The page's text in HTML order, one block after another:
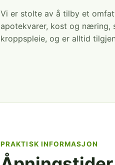
Vi er stolte av å tilby et
apotekvarer, kost og næring,
kroppspleie, og er alltid
PRAKTISK INFORMASJON